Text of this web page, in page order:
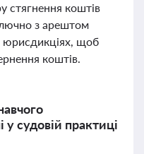
стягнення коштів
з арештом
юрисдикціях, щоб
коштів.
у судовій практиці